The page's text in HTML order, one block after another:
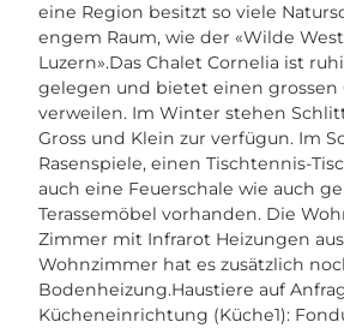
eine Region besitzt so viele
engem Raum, wie der «Wilde
Luzern».Das Chalet Cornelia ist
gelegen und bietet einen grossen
verweilen. Im Winter stehen
Gross und Klein zur verfügun. Im
Rasenspiele, einen Tischtennis-
auch eine Feuerschale wie auch
Terassemöbel vorhanden. Die
Zimmer mit Infrarot Heizungen
Wohnzimmer hat es zusätzlich
Bodenheizung.Haustiere auf
Kücheneinrichtung (Küche1):